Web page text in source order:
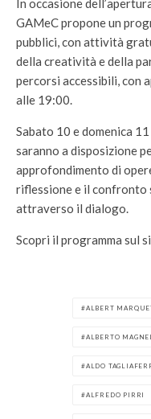
In occasione
GAMeC propone un
pubblici, con attività
della creatività e della
percorsi accessibili, con
alle 19:00.
Sabato 10 e domenica
saranno a disposizione
approfondimento di
riflessione e il confronto
attraverso il dialogo.
Scopri il programma sul
ALBERT
ALBERTO
ALDO
ALFREDO PIRRI